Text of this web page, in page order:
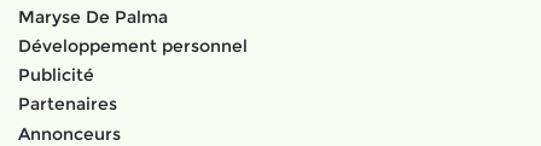
Maryse De Palma
Développement personnel
Publicité
Partenaires
Annonceurs